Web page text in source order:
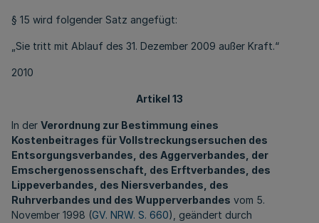
§ 15 wird folgender Satz angefügt:
„Sie tritt mit Ablauf des 31. Dezember 2009 außer Kraft.“
2010
Artikel 13
In der Verordnung zur Bestimmung eines
Kostenbeitrages für Vollstreckungsersuchen des
Entsorgungsverbandes, des Aggerverbandes, der
Emschergenossenschaft, des Erftverbandes, des
Lippeverbandes, des Niersverbandes, des
Ruhrverbandes und des Wupperverbandes vom 5.
November 1998 (GV. NRW. S. 660), geändert durch